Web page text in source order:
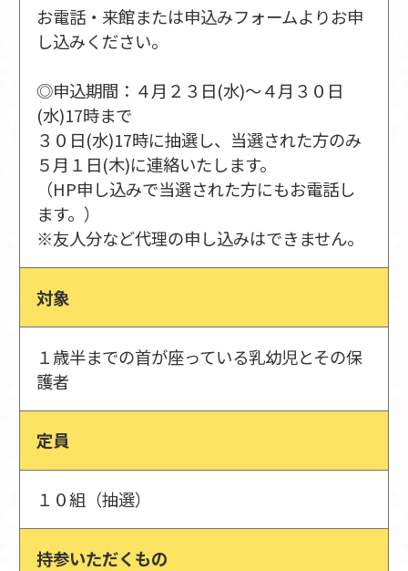
お電話・来館または申込みフォームよりお申
し込みください。
◎申込期間：４月２３日(水)～４月３０日
(水)17時まで
３０日(水)17時に抽選し、当選された方のみ
５月１日(木)に連絡いたします。
（HP申し込みで当選された方にもお電話し
ます。）
※友人分など代理の申し込みはできません。
対象
１歳半までの首が座っている乳幼児とその保
護者
定員
１０組（抽選）
持参いただくもの